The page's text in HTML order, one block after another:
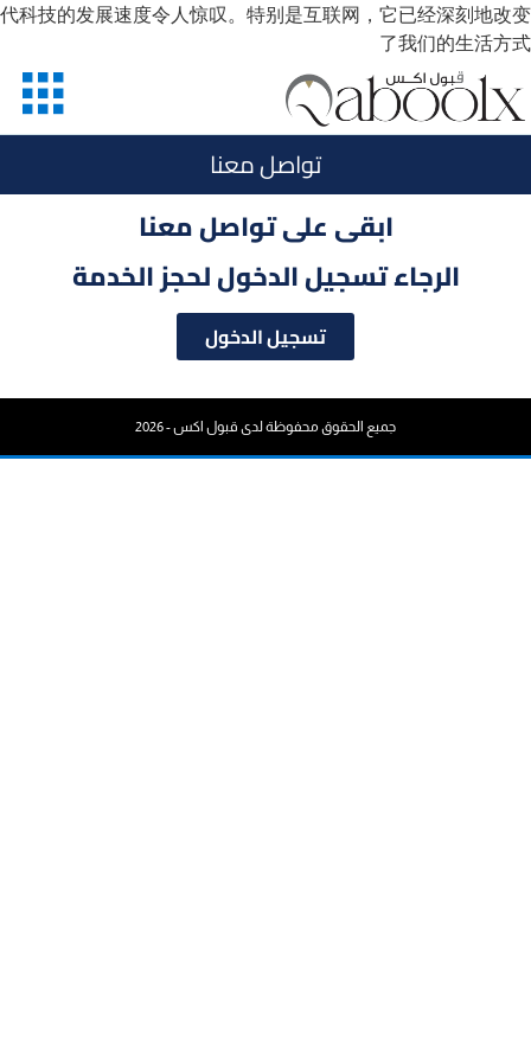
代科技的发展速度令人惊叹。特别是互联网，它已经深刻地改变
了我们的生活方式
تواصل معنا
ابقى على تواصل معنا
الرجاء تسجيل الدخول لحجز الخدمة
تسجيل الدخول
جميع الحقوق محفوظة لدى قبول اكس - 2026